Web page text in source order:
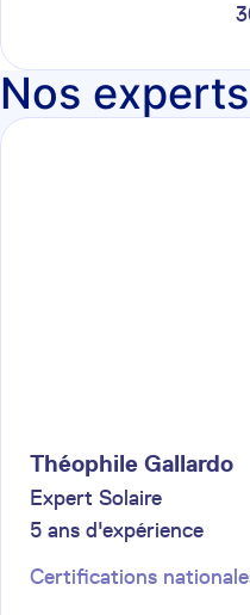
Nos
Théophile Gallardo
Expert Solaire
5 ans d'expérience
Certifications